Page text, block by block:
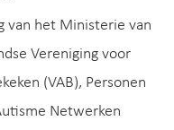
van het Ministerie van
Vereniging voor
(VAB), Personen
Netwerken